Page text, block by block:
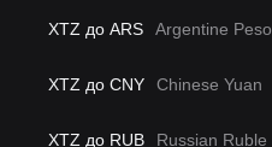
XTZ до ARS Argentine Peso
XTZ до CNY Chinese Yuan
XTZ до RUB Russian Ruble